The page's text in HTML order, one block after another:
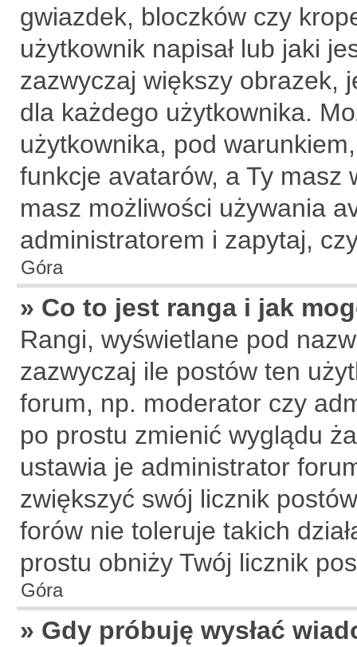
gwiazdek, bloczków czy
użytkownik napisał lub jaki
zazwyczaj większy obrazek,
dla każdego użytkownika.
użytkownika, pod
funkcje avatarów, a Ty masz
masz możliwości używania
administratorem i zapytaj,
Góra
» Co to jest ranga i jak
Rangi, wyświetlane pod
zazwyczaj ile postów ten
forum, np. moderator czy
po prostu zmienić wyglądu
ustawia je administrator
zwiększyć swój licznik
forów nie toleruje takich
prostu obniży Twój licznik
Góra
» Gdy próbuję wysłać